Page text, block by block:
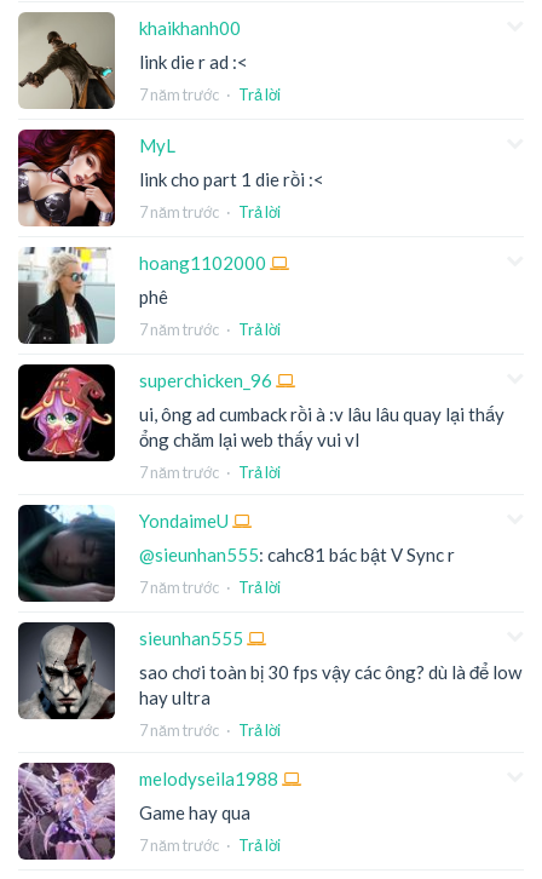
khaikhanh00
link die r ad :<
7 năm trước · Trả lời
MyL
link cho part 1 die rồi :<
7 năm trước · Trả lời
hoang1102000
phê
7 năm trước · Trả lời
superchicken_96
ui, ông ad cumback rồi à :v lâu lâu quay lại thấy
ổng chăm lại web thấy vui vl
7 năm trước · Trả lời
YondaimeU
@sieunhan555: cahc81 bác bật V Sync r
7 năm trước · Trả lời
sieunhan555
sao chơi toàn bị 30 fps vậy các ông? dù là để low
hay ultra
7 năm trước · Trả lời
melodyseila1988
Game hay qua
7 năm trước · Trả lời